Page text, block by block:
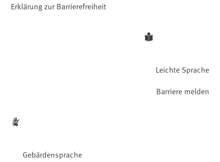
Erklärung zur Barrierefreiheit
Leichte Sprache
Gebärdensprache
Barriere melden